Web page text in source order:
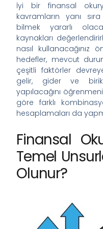
İyi bir finansal
kavramların yanı
bilmek yararlı
kaynakları
nasıl kullanacağınız
hedefler, mevcut
çeşitli faktörler
gelir, gider ve
yapılacağını
göre farklı
hesaplamaları da
Finansal
Temel
Olunur?